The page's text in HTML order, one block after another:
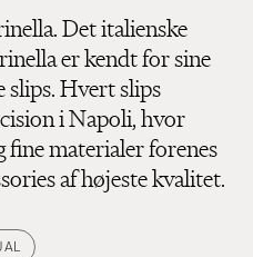
Det italienske
er kendt for sine
slips. Hvert slips
i Napoli, hvor
materialer forenes
af højeste kvalitet.